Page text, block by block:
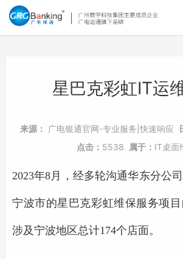
星巴克彩虹IT运
来源： 广电银通官网-专业服务|快速响应
点击： 5538 属于： IT桌面
2023年8月，经多轮沟通华东分公
宁波市的星巴克彩虹维保服务项
涉及宁波地区总计174个店面。